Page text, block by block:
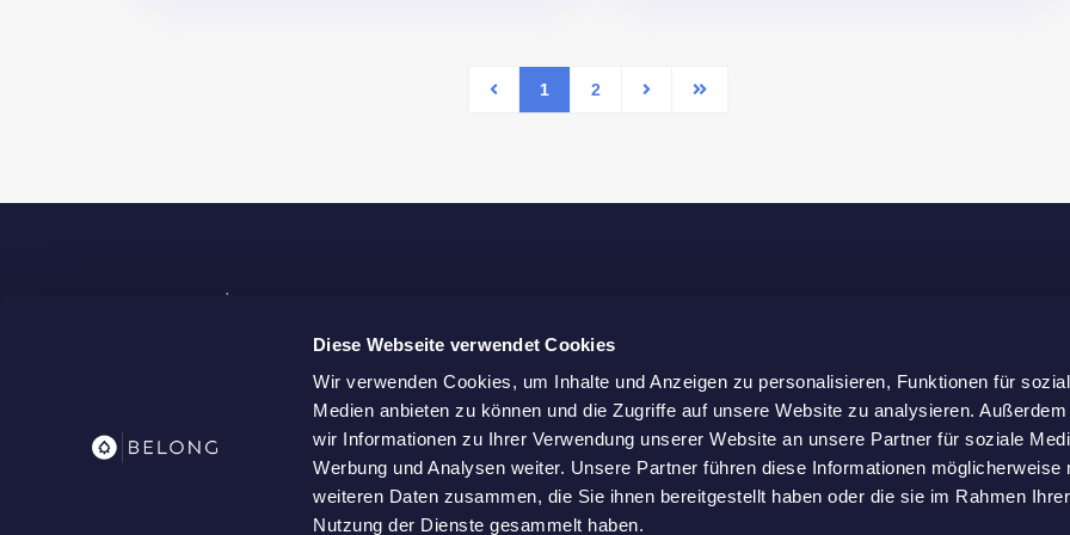
Diese Webseite verwendet Cookies
Wir verwenden Cookies, um Inhalte und Anzeigen zu personalisieren, Funktionen für
Medien anbieten zu können und die Zugriffe auf unsere Website zu analysieren. Außerdem
wir Informationen zu Ihrer Verwendung unserer Website an unsere Partner für soziale
Werbung und Analysen weiter. Unsere Partner führen diese Informationen möglicherweise
weiteren Daten zusammen, die Sie ihnen bereitgestellt haben oder die sie im Rahmen Ihrer
Nutzung der Dienste gesammelt haben.
1 2
We are real estate experts and manage numerous renovated and fully furnished
apartments in central locations all over europe for clients around the world.
Properties
Our Team
Contact